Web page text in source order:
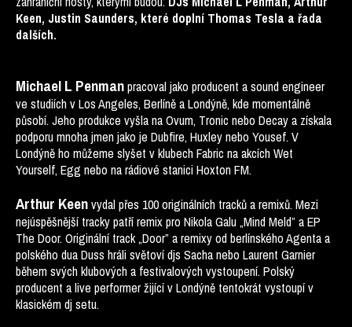
Keen, Justin Saunders, které doplní Thomas Tesla a řada
dalších.
Michael L Penmanpracoval jako producent a sound engineer
ve studiích v Los Angeles, Berlíně a Londýně, kde momentálně
působí. Jeho produkce vyšla na Ovum, Tronic nebo Decay a získala
podporu mnoha jmen jako je Dubfire, Huxley nebo Yousef. V
Londýně ho můžeme slyšet v klubech Fabric na akcích Wet
Yourself, Egg nebo na rádiové stanici Hoxton FM.
Arthur Keenvydal přes 100 originálních tracků a remixů. Mezi
nejúspěšnější tracky patří remix pro Nikola Galu „Mind Meld” a EP
The Door. Originální track „Door” a remixy od berlínského Agenta a
polského dua Duss hráli světoví djs Sacha nebo Laurent Garnier
během svých klubových a festivalových vystoupení. Polský
producent a live performer žijící v Londýně tentokrát vystoupí v
klasickém dj setu.